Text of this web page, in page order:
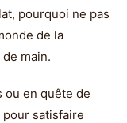
pourquoi ne pas
de la
main.
ou en quête de
satisfaire